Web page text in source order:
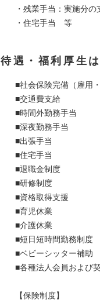
・残業手当：実施分の
・住宅手当 等
待遇・福利厚生は
■社会保険完備（雇用
■交通費支給
■時間外勤務手当
■深夜勤務手当
■出張手当
■住宅手当
■退職金制度
■研修制度
■資格取得支援
■育児休業
■介護休業
■短日短時間勤務制度
■ベビーシッター補助
■各種法人会員および
【保険制度】